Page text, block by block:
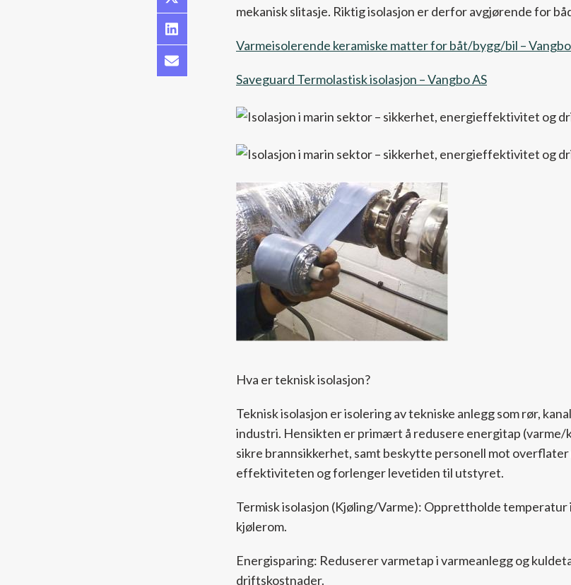
mekanisk slitasje. Riktig isolasjon er derfor avgjørende for
Varmeisolerende keramiske matter for båt/bygg/bil – Vangbo
Saveguard Termolastisk isolasjon – Vangbo AS
Hva er teknisk isolasjon?
Teknisk isolasjon er isolering av tekniske anlegg som rør,
industri. Hensikten er primært å redusere energitap (varme/
sikre brannsikkerhet, samt beskytte personell mot
effektiviteten og forlenger levetiden til utstyret.
Termisk isolasjon (Kjøling/Varme): Opprettholde temperatur
kjølerom.
Energisparing: Reduserer varmetap i varmeanlegg og
driftskostnader.